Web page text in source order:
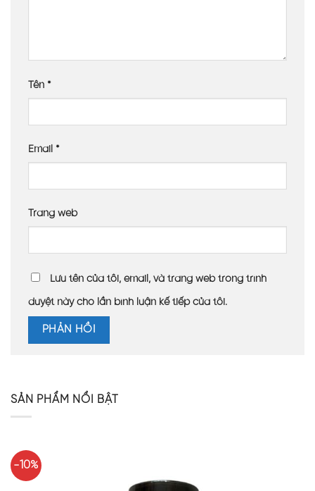
Tên *
Email *
Trang web
Lưu tên của tôi, email, và trang web trong trình
duyệt này cho lần bình luận kế tiếp của tôi.
SẢN PHẨM NỔI BẬT
-10%